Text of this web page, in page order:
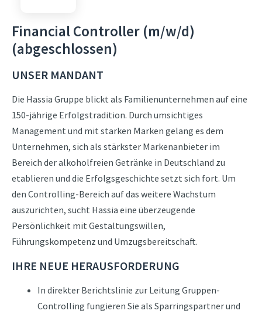
Financial Controller (m/w/d)
(abgeschlossen)
UNSER MANDANT
Die Hassia Gruppe blickt als Familienunternehmen auf eine
150-jährige Erfolgstradition. Durch umsichtiges
Management und mit starken Marken gelang es dem
Unternehmen, sich als stärkster Markenanbieter im
Bereich der alkoholfreien Getränke in Deutschland zu
etablieren und die Erfolgsgeschichte setzt sich fort. Um
den Controlling-Bereich auf das weitere Wachstum
auszurichten, sucht Hassia eine überzeugende
Persönlichkeit mit Gestaltungswillen,
Führungskompetenz und Umzugsbereitschaft.
IHRE NEUE HERAUSFORDERUNG
In direkter Berichtslinie zur Leitung Gruppen-
Controlling fungieren Sie als Sparringspartner und